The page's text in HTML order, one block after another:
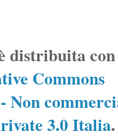
distribuita con
Commons
Non
3.0 Italia.